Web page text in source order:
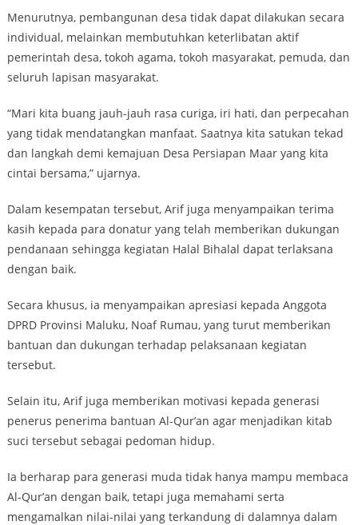
Menurutnya, pembangunan desa tidak dapat dilakukan secara
individual, melainkan membutuhkan keterlibatan aktif
pemerintah desa, tokoh agama, tokoh masyarakat, pemuda, dan
seluruh lapisan masyarakat.
“Mari kita buang jauh-jauh rasa curiga, iri hati, dan perpecahan
yang tidak mendatangkan manfaat. Saatnya kita satukan tekad
dan langkah demi kemajuan Desa Persiapan Maar yang kita
cintai bersama,” ujarnya.
Dalam kesempatan tersebut, Arif juga menyampaikan terima
kasih kepada para donatur yang telah memberikan dukungan
pendanaan sehingga kegiatan Halal Bihalal dapat terlaksana
dengan baik.
Secara khusus, ia menyampaikan apresiasi kepada Anggota
DPRD Provinsi Maluku, Noaf Rumau, yang turut memberikan
bantuan dan dukungan terhadap pelaksanaan kegiatan
tersebut.
Selain itu, Arif juga memberikan motivasi kepada generasi
penerus penerima bantuan Al-Qur’an agar menjadikan kitab
suci tersebut sebagai pedoman hidup.
Ia berharap para generasi muda tidak hanya mampu membaca
Al-Qur’an dengan baik, tetapi juga memahami serta
mengamalkan nilai-nilai yang terkandung di dalamnya dalam